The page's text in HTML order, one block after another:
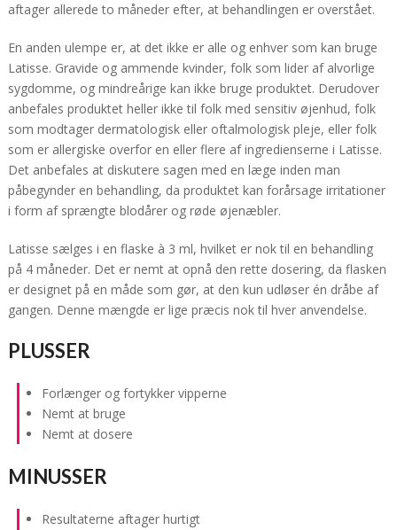
aftager allerede to måneder efter, at behandlingen er overstået.
En anden ulempe er, at det ikke er alle og enhver som kan bruge
Latisse. Gravide og ammende kvinder, folk som lider af alvorlige
sygdomme, og mindreårige kan ikke bruge produktet. Derudover
anbefales produktet heller ikke til folk med sensitiv øjenhud, folk
som modtager dermatologisk eller oftalmologisk pleje, eller folk
som er allergiske overfor en eller flere af ingredienserne i Latisse.
Det anbefales at diskutere sagen med en læge inden man
påbegynder en behandling, da produktet kan forårsage irritationer
i form af sprængte blodårer og røde øjenæbler.
Latisse sælges i en flaske à 3 ml, hvilket er nok til en behandling
på 4 måneder. Det er nemt at opnå den rette dosering, da flasken
er designet på en måde som gør, at den kun udløser én dråbe af
gangen. Denne mængde er lige præcis nok til hver anvendelse.
PLUSSER
Forlænger og fortykker vipperne
Nemt at bruge
Nemt at dosere
MINUSSER
Resultaterne aftager hurtigt